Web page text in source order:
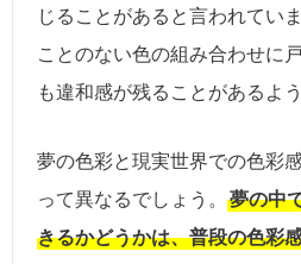
じることがあると言われてい
ことのない色の組み合わせに
も違和感が残ることがあるよう
夢の色彩と現実世界での色彩
って異なるでしょう。
夢の中
きるかどうかは、普段の色彩